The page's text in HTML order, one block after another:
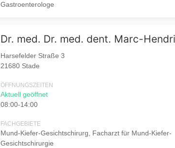
Gastroenterologe
Dr. med. Dr. med. dent. Marc-
Harsefelder Straße 3
21680 Stade
ÖFFNUNGSZEITEN
Aktuell geöffnet
08:00-14:00
FACHGEBIETE
Mund-Kiefer-Gesichtschirurg, Facharzt für Mund-Kiefer-
Gesichtschirurgie